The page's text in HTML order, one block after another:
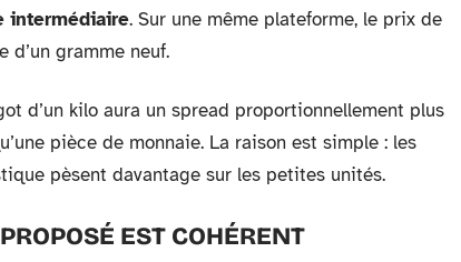
intermédiaire. Sur une même plateforme, le prix de
gramme neuf.
d’un kilo aura un spread proportionnellement plus
pièce de monnaie. La raison est simple : les
pèsent davantage sur les petites unités.
EST COHÉRENT